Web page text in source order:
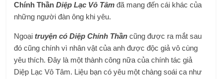
Chính Thần Diệp Lạc Vô Tâm đã mang đến cái khác của
những người đàn ông khi yêu.
Ngoại truyện có Diệp Chính Thầncũng được ra mắt sau
đó cũng chính vì nhân vật của anh được độc giả vô cùng
yêu thích. Đây là một thành công nữa của chính tác giả
Diệp Lạc Vô Tâm. Liệu bạn có yêu một chàng soái ca như